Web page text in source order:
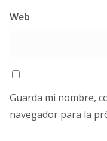
Web
Guarda mi nombre,
navegador para la